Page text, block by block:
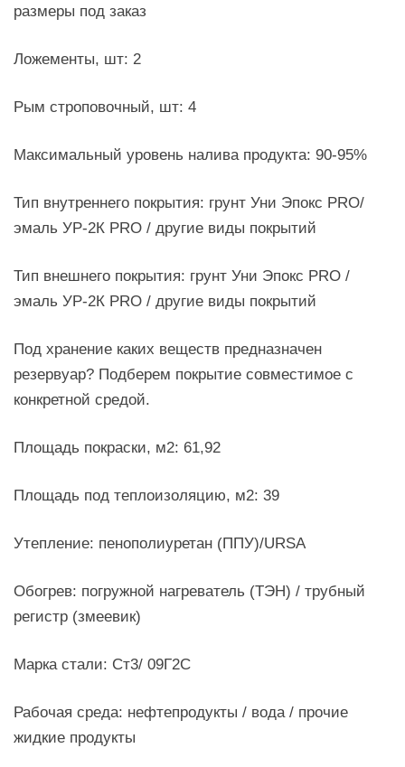
размеры под заказ
Ложементы, шт: 2
Рым строповочный, шт: 4
Максимальный уровень налива продукта: 90-95%
Тип внутреннего покрытия: грунт Уни Эпокс PRO/
эмаль УР-2К PRO / другие виды покрытий
Тип внешнего покрытия: грунт Уни Эпокс PRO /
эмаль УР-2К PRO / другие виды покрытий
Под хранение каких веществ предназначен
резервуар? Подберем покрытие совместимое с
конкретной средой.
Площадь покраски, м2: 61,92
Площадь под теплоизоляцию, м2: 39
Утепление: пенополиуретан (ППУ)/URSA
Обогрев: погружной нагреватель (ТЭН) / трубный
регистр (змеевик)
Марка стали: Ст3/ 09Г2С
Рабочая среда: нефтепродукты / вода / прочие
жидкие продукты